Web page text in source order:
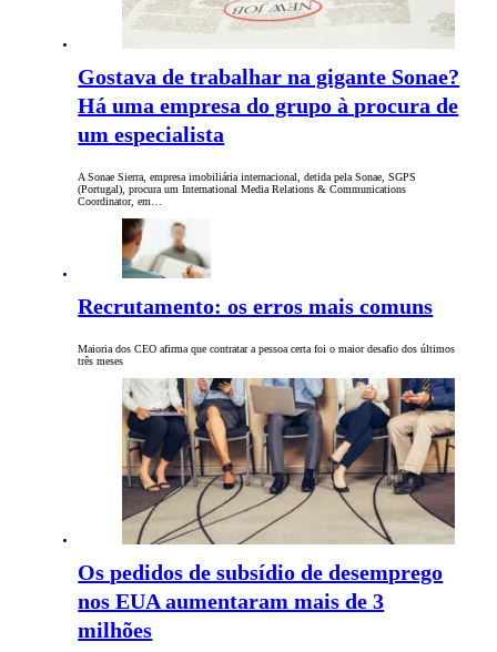
Gostava de trabalhar na gigante Sonae?
Há uma empresa do grupo à procura de
um especialista
A Sonae Sierra, empresa imobiliária internacional, detida pela Sonae, SGPS
(Portugal), procura um International Media Relations & Communications
Coordinator, em…
Recrutamento: os erros mais comuns
Maioria dos CEO afirma que contratar a pessoa certa foi o maior desafio dos últimos
três meses
Os pedidos de subsídio de desemprego
nos EUA aumentaram mais de 3
milhões